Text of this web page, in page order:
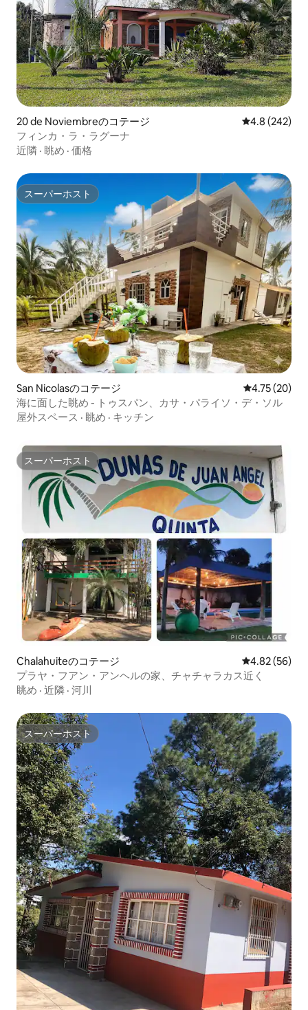
20 de Noviembreのコテージ レビュー242
4.8 (242)
フィンカ・ラ・ラグーナ
近隣 · 眺め · 価格
スーパーホスト
スーパーホスト
San Nicolasのコテージ レビュー20
4.75 (20)
海に面した眺め - トゥスパン、カサ・パライソ・デ・ソル
屋外スペース · 眺め · キッチン
スーパーホスト
スーパーホスト
Chalahuiteのコテージ レビュー56
4.82 (56)
プラヤ・フアン・アンヘルの家、チャチャラカス近く
眺め · 近隣 · 河川
スーパーホスト
スーパーホスト